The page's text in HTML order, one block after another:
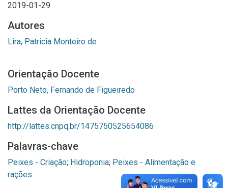
2019-01-29
Autores
Lira, Patricia Monteiro de
Orientação Docente
Porto Neto, Fernando de Figueiredo
Lattes da Orientação Docente
http://lattes.cnpq.br/1475750525654086
Palavras-chave
Peixes - Criação; Hidroponia; Peixes - Alimentação e
rações